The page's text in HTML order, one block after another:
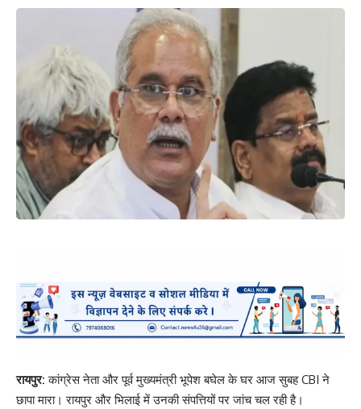
रायपुर: कांग्रेस नेता और पूर्व मुख्यमंत्री भूपेश बघेल के घर आज सुबह CBI ने
छापा मारा। रायपुर और भिलाई में उनकी संपत्तियों पर जांच चल रही है।